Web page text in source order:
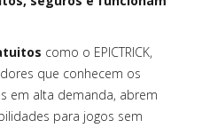
como o EPICTRICK,
que conhecem os
em alta demanda, abrem
para jogos sem